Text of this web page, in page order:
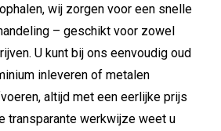
wij zorgen voor een snelle
– geschikt voor zowel
U kunt bij ons eenvoudig oud
inleveren of metalen
altijd met een eerlijke prijs
transparante werkwijze weet u